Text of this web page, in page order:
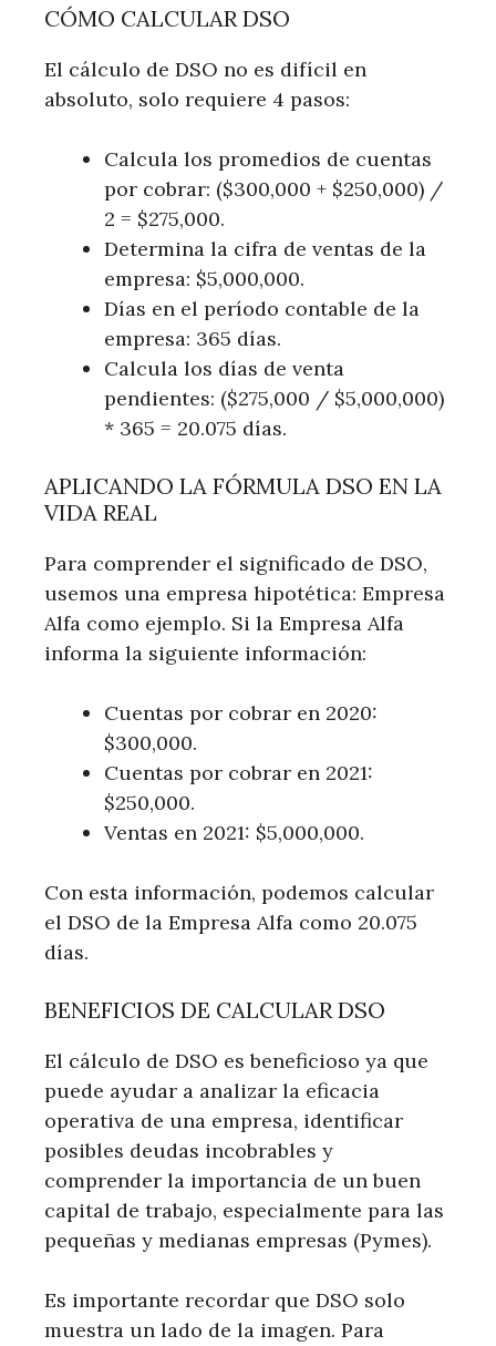
CÓMO CALCULAR DSO
El cálculo de DSO no es difícil en
absoluto, solo requiere 4 pasos:
Calcula los promedios de cuentas
por cobrar: ($300,000 + $250,000) /
2 = $275,000.
Determina la cifra de ventas de la
empresa: $5,000,000.
Días en el período contable de la
empresa: 365 días.
Calcula los días de venta
pendientes: ($275,000 / $5,000,000)
* 365 = 20.075 días.
APLICANDO LA FÓRMULA DSO EN LA
VIDA REAL
Para comprender el significado de DSO,
usemos una empresa hipotética: Empresa
Alfa como ejemplo. Si la Empresa Alfa
informa la siguiente información:
Cuentas por cobrar en 2020:
$300,000.
Cuentas por cobrar en 2021:
$250,000.
Ventas en 2021: $5,000,000.
Con esta información, podemos calcular
el DSO de la Empresa Alfa como 20.075
días.
BENEFICIOS DE CALCULAR DSO
El cálculo de DSO es beneficioso ya que
puede ayudar a analizar la eficacia
operativa de una empresa, identificar
posibles deudas incobrables y
comprender la importancia de un buen
capital de trabajo, especialmente para las
pequeñas y medianas empresas (Pymes).
Es importante recordar que DSO solo
muestra un lado de la imagen. Para